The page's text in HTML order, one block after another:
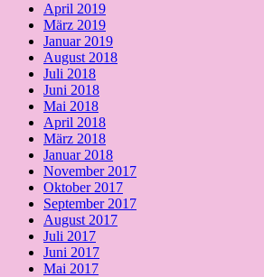
April 2019
März 2019
Januar 2019
August 2018
Juli 2018
Juni 2018
Mai 2018
April 2018
März 2018
Januar 2018
November 2017
Oktober 2017
September 2017
August 2017
Juli 2017
Juni 2017
Mai 2017